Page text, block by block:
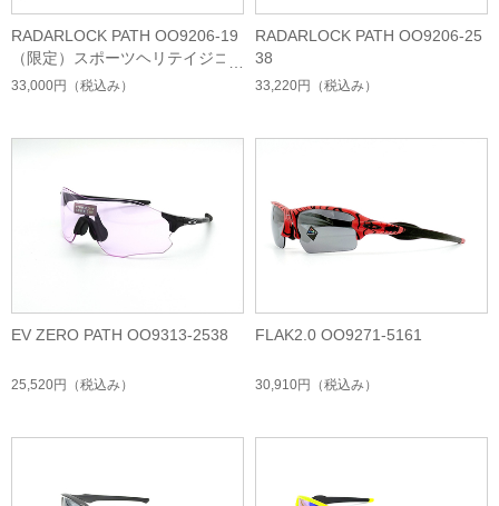
RADARLOCK PATH OO9206-19
（限定）スポーツヘリテイジコ
レクション
33,000円 （税込み）
RADARLOCK PATH OO9206-25
38
33,220円 （税込み）
EV ZERO PATH OO9313-2538
25,520円 （税込み）
FLAK2.0 OO9271-5161
30,910円 （税込み）